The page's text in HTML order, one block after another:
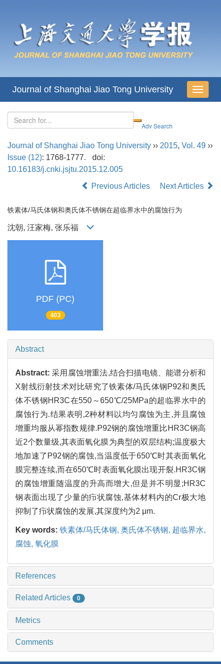
导
航
Journal of Shanghai Jiao Tong University
Journal of Shanghai Jiao Tong University ›› 2015, Vol. 49 ››
Issue (12): 1768-1777.
doi:
10.16183/j.cnki.jsjtu.2015.12.005
Previous Articles
Next Articles
铁素体/马氏体钢和奥氏体不锈钢在超临界水中的腐蚀行为
沈朝, 汪家梅, 张乐福
PDF (PC)
403
Abstract
Abstract:采用腐蚀增重法,结合扫描电镜、能谱分析和
X射线衍射技术对比研究了铁素体/马氏体钢P92和奥氏
体不锈钢HR3C在550～650℃/25MPa的超临界水中的
腐蚀行为.结果表明,2种材料以均匀腐蚀为主,并且腐蚀
增重均服从幂指数规律.P92钢的腐蚀增重比HR3C钢高
近2个数量级,其表面氧化膜为典型的双层结构;温度极大
地加速了P92钢的腐蚀,当温度低于650℃时其表面氧化
膜完整连续,而在650℃时表面氧化膜出现开裂.HR3C钢
的腐蚀增重随温度的升高而增大,但是并不明显;HR3C
钢表面出现了少量的疖状腐蚀,基体材料内的Cr极大地
抑制了疖状腐蚀的发展,其深度约为2 μm.
Key words: 铁素体/马氏体钢, 奥氏体不锈钢, 超临界水,
腐蚀, 氧化膜
References
Related Articles 0
Metrics
Comments